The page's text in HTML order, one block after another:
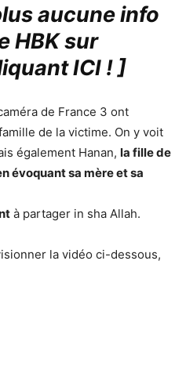
aucune info
HBK sur
ICI !]
de France 3 ont
de la victime. On y voit
également Hanan, la fille de
évoquant sa mère et sa
à partager in sha Allah.
la vidéo ci-dessous,